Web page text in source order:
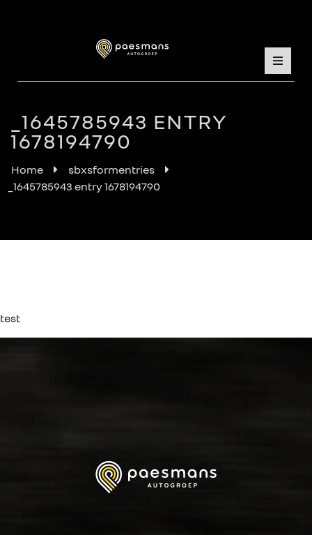
_1645785943 ENTRY
1678194790
Home
sbxsformentries
_1645785943 entry 1678194790
test